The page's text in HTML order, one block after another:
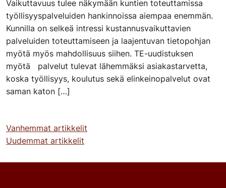
Vaikuttavuus tulee näkymään kuntien toteuttamissa
työllisyyspalveluiden hankinnoissa aiempaa enemmän.
Kunnilla on selkeä intressi kustannusvaikuttavien
palveluiden toteuttamiseen ja laajentuvan tietopohjan
myötä myös mahdollisuus siihen. TE-uudistuksen
myötä palvelut tulevat lähemmäksi asiakastarvetta,
koska työllisyys, koulutus sekä elinkeinopalvelut ovat
saman katon […]
Artikkelien
selaus
Vanhemmat artikkelit
Uudemmat artikkelit